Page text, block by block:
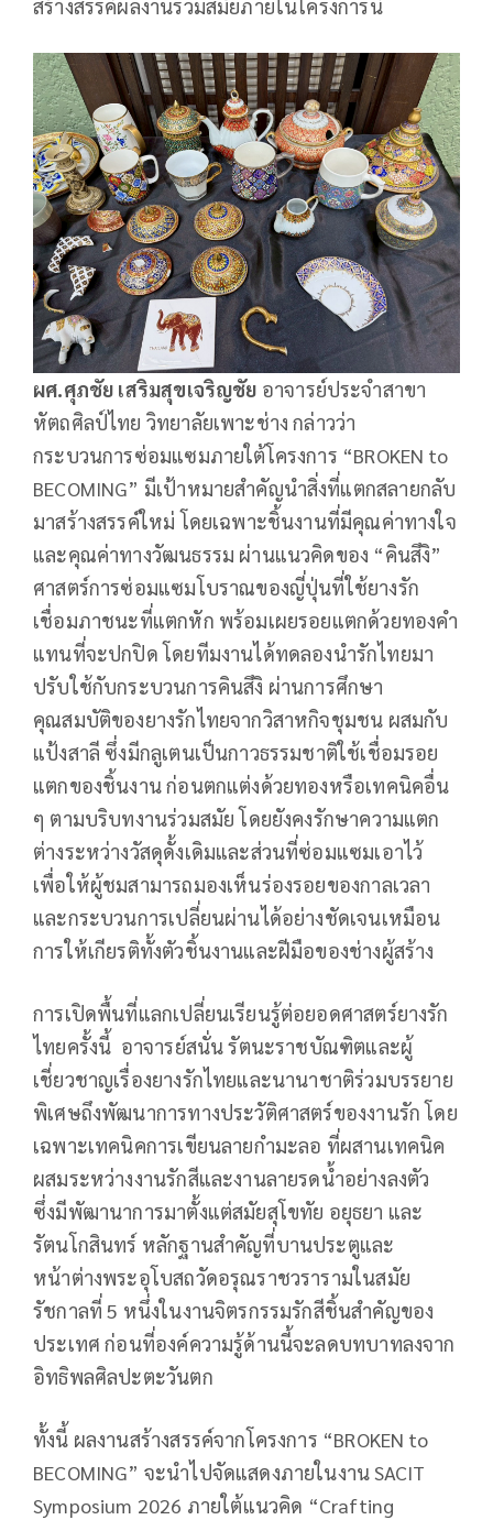
สร้างสรรค์ผลงานร่วมสมัยภายในโครงการนี้
ผศ.ศุภชัย เสริมสุขเจริญชัย อาจารย์ประจำสาขา
หัตถศิลป์ไทย วิทยาลัยเพาะช่าง กล่าวว่า
กระบวนการซ่อมแซมภายใต้โครงการ “BROKEN to
BECOMING” มีเป้าหมายสำคัญนำสิ่งที่แตกสลายกลับ
มาสร้างสรรค์ใหม่ โดยเฉพาะชิ้นงานที่มีคุณค่าทางใจ
และคุณค่าทางวัฒนธรรม ผ่านแนวคิดของ “คินสึงิ”
ศาสตร์การซ่อมแซมโบราณของญี่ปุ่นที่ใช้ยางรัก
เชื่อมภาชนะที่แตกหัก พร้อมเผยรอยแตกด้วยทองคำ
แทนที่จะปกปิด โดยทีมงานได้ทดลองนำรักไทยมา
ปรับใช้กับกระบวนการคินสึงิ ผ่านการศึกษา
คุณสมบัติของยางรักไทยจากวิสาหกิจชุมชน ผสมกับ
แป้งสาลี ซึ่งมีกลูเตนเป็นกาวธรรมชาติใช้เชื่อมรอย
แตกของชิ้นงาน ก่อนตกแต่งด้วยทองหรือเทคนิคอื่น
ๆ ตามบริบทงานร่วมสมัย โดยยังคงรักษาความแตก
ต่างระหว่างวัสดุดั้งเดิมและส่วนที่ซ่อมแซมเอาไว้
เพื่อให้ผู้ชมสามารถมองเห็นร่องรอยของกาลเวลา
และกระบวนการเปลี่ยนผ่านได้อย่างชัดเจนเหมือน
การให้เกียรติทั้งตัวชิ้นงานและฝีมือของช่างผู้สร้าง
การเปิดพื้นที่แลกเปลี่ยนเรียนรู้ต่อยอดศาสตร์ยางรัก
ไทยครั้งนี้ อาจารย์สนั่น รัตนะราชบัณฑิตและผู้
เชี่ยวชาญเรื่องยางรักไทยและนานาชาติร่วมบรรยาย
พิเศษถึงพัฒนาการทางประวัติศาสตร์ของงานรัก โดย
เฉพาะเทคนิคการเขียนลายกำมะลอ ที่ผสานเทคนิค
ผสมระหว่างงานรักสีและงานลายรดน้ำอย่างลงตัว
ซึ่งมีพัฒานาการมาตั้งแต่สมัยสุโขทัย อยุธยา และ
รัตนโกสินทร์ หลักฐานสำคัญที่บานประตูและ
หน้าต่างพระอุโบสถวัดอรุณราชวรารามในสมัย
รัชกาลที่ 5 หนึ่งในงานจิตรกรรมรักสีชิ้นสำคัญของ
ประเทศ ก่อนที่องค์ความรู้ด้านนี้จะลดบทบาทลงจาก
อิทธิพลศิลปะตะวันตก
ทั้งนี้ ผลงานสร้างสรรค์จากโครงการ “BROKEN to
BECOMING” จะนำไปจัดแสดงภายในงาน SACIT
Symposium 2026 ภายใต้แนวคิด “Crafting